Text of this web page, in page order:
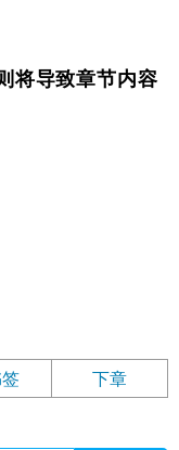
将导致章节内容
下章